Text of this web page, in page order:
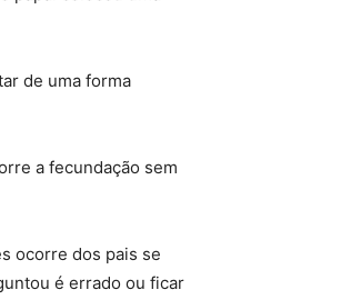
de uma forma
a fecundação sem
ocorre dos pais se
é errado ou ficar